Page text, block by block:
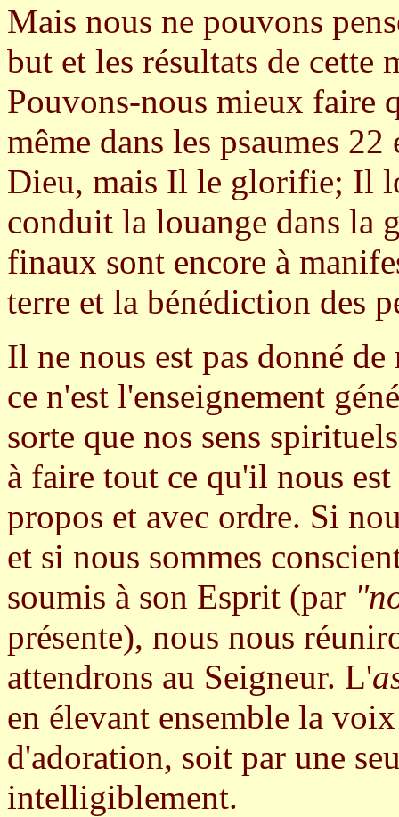
Mais nous ne pouvons
but et les résultats de
Pouvons-nous mieux faire
même dans les psaumes
Dieu, mais Il le glorifie; Il
conduit la louange dans la
finaux sont encore à
terre et la bénédiction des
Il ne nous est pas donné
ce n'est l'enseignement
sorte que nos sens
à faire tout ce qu'il nous
propos et avec ordre. Si
et si nous sommes
soumis à son Esprit (par
présente), nous nous
attendrons au Seigneur. L'
en élevant ensemble la
d'adoration, soit par une
intelligiblement.